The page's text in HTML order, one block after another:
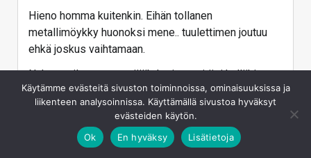
Hieno homma kuitenkin. Eihän tollanen
metallimöykky huonoksi mene.. tuulettimen joutuu
ehkä joskus vaihtamaan.
Nykymaailmassa nuo jäähdyttimet pitäsi kylläkin
ostaa kuukausimaksulla ja kiinnikkeet saat
ilmaiseksi
9e / kk tilaus.. 5v kohdalla hinta vain
540e ajatelkaa miten halpaa.
Käytämme evästeitä sivuston toiminnoissa, ominaisuuksissa ja
liikenteen analysoinnissa. Käyttämällä sivustoa hyväksyt
evästeiden käytön.
Ok
En hyväksy Lisätietoja